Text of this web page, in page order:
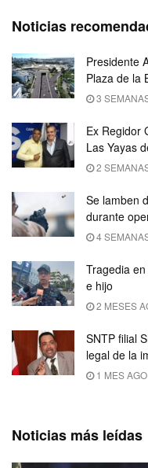
Noticias
Presidente
Plaza de la
3
Ex Regidor
Las Yayas
2
Se lamben
durante
4
Tragedia
e hijo
2 MESES
SNTP filial
legal de la
1 MES AGO
Noticias más leídas